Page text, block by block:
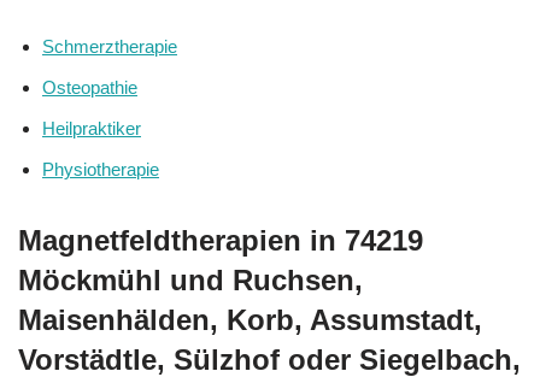
Schmerztherapie
Osteopathie
Heilpraktiker
Physiotherapie
Magnetfeldtherapien in 74219
Möckmühl und Ruchsen,
Maisenhälden, Korb, Assumstadt,
Vorstädtle, Sülzhof oder Siegelbach,